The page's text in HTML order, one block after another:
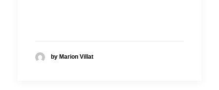
by Marion Villat